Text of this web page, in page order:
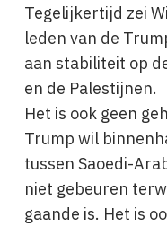
Tegelijkertijd zei
leden van de
aan stabiliteit op
en de Palestijnen.
Het is ook geen
Trump wil
tussen Saoedi-
niet gebeuren
gaande is. Het is